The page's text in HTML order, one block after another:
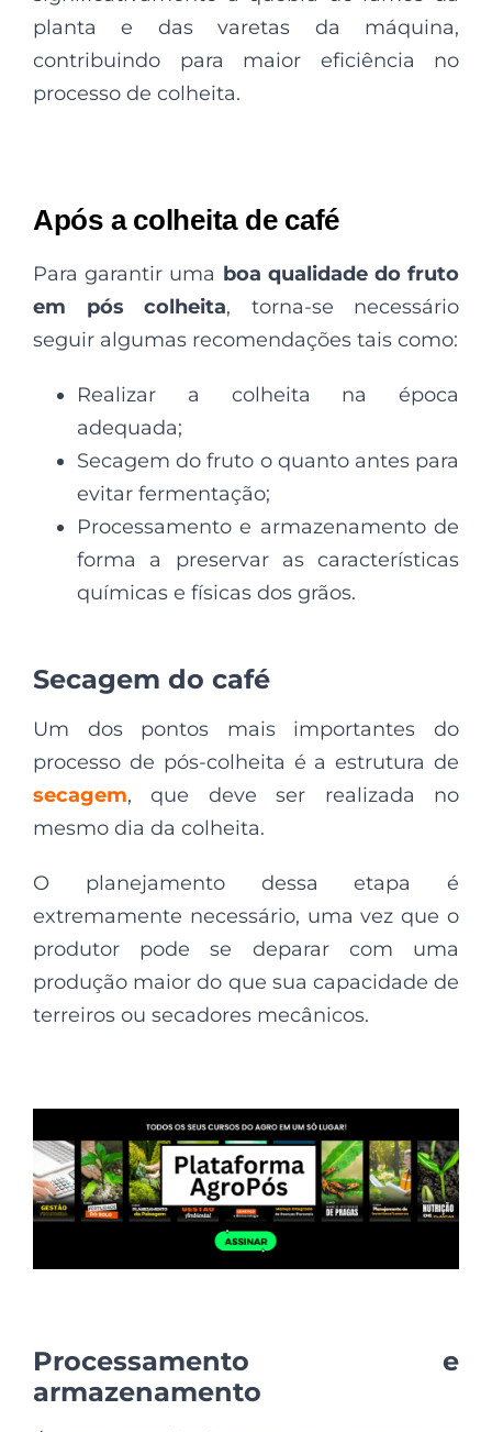
planta e das varetas da máquina,
contribuindo para maior eficiência no
processo de colheita.
Após a colheita de café
Para garantir uma boa qualidade do fruto
em pós colheita, torna-se necessário
seguir algumas recomendações tais como:
Realizar a colheita na época
adequada;
Secagem do fruto o quanto antes para
evitar fermentação;
Processamento e armazenamento de
forma a preservar as características
químicas e físicas dos grãos.
Secagem do café
Um dos pontos mais importantes do
processo de pós-colheita é a estrutura de
secagem, que deve ser realizada no
mesmo dia da colheita.
O planejamento dessa etapa é
extremamente necessário, uma vez que o
produtor pode se deparar com uma
produção maior do que sua capacidade de
terreiros ou secadores mecânicos.
Processamento e
armazenamento